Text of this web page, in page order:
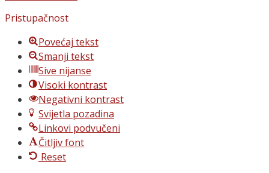
Pristupačnost
Povećaj tekst
Smanji tekst
Sive nijanse
Visoki kontrast
Negativni kontrast
Svijetla pozadina
Linkovi podvučeni
Čitljiv font
Reset